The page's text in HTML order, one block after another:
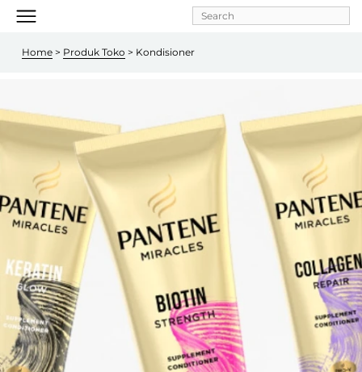
Skip to
main
Home > Produk Toko > Kondisioner